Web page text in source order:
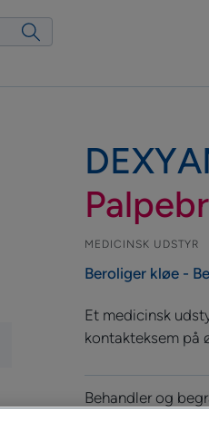
MEDICINSK UDSTYR
Beroliger kløe -
Et medicinsk
kontakteksem på
Behandler og